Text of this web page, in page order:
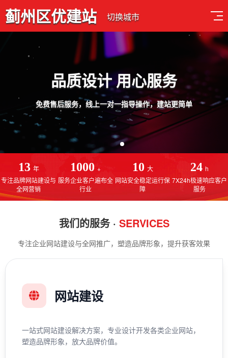
蓟州区优建站 切换城市
品质设计 用心服务
免费售后服务，线上一对一指导操作，建站更简单
13 年
专注品牌网站建设与
全网营销
1000 +
服务企业客户遍布全
行业
10 大
网站安全稳定运行保
障
24 h
7X24h极速响应客户
服务
我们的服务 · SERVICES
专注企业网站建设与全网推广，塑造品牌形象，提升获客效果
网站建设
一站式网站建设解决方案，专业设计开发各类企业网站，
塑造品牌形象，放大品牌价值。